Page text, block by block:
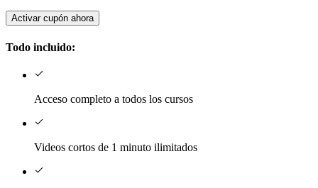
Activar cupón ahora
Todo incluido:
Acceso completo a todos los cursos
Videos cortos de 1 minuto ilimitados